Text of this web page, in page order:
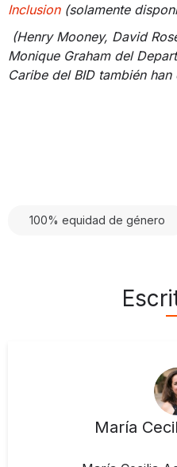
Inclusion (solamente
(Henry Mooney, David
Monique Graham del
Caribe del BID también
100% equidad de género
María